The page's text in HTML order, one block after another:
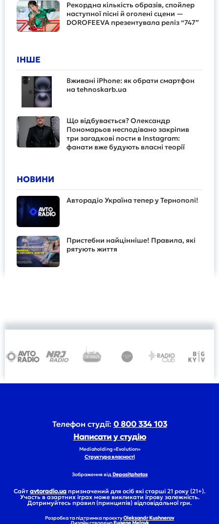
Рекордна кількість образів, спойлер
наступної пісні й оголені сцени —
DOROFEEVA презентувала реліз “747”
ІНШЕ
Вживані iPhone: як обрати смартфон
на tehnoskarb.ua
Що відбувається? Олександр
Пономарьов несподівано закріпив
три загадкові пости в Instagram:
фанати вже будують власні теорії
НОВИНИ
Авторадіо Україна тепер у Тернополі!
Пристебни найцінніше! Правила, які
рятують життя
Телефон студії: 0 800 334 103
Написати у студію
Mediaholding «Evolution»
Структура власності
Зображення від Depositphotos
Сайт avtoradio.ua призначений для осіб які старші 21 року (21+).
Участь в азартних іграх може викликати ігрову залежність.
Дотримуйтесь правил (принципів) відповідальної гри.
Розробка та підтримка проєктуOleksandr Kushnerov